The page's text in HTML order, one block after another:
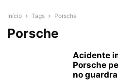
Início Tags Porsche
Porsche
Acidente
Porsche
no